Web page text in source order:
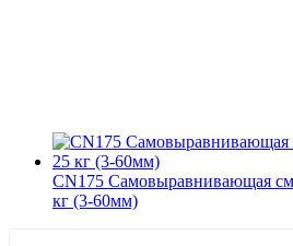
CN175 Самовыравнивающая
кг (3-60мм)